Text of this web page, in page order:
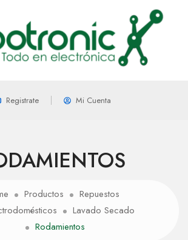
Registrate Mi Cuenta
Productos
Repuestos
Lavado Secado
Rodamientos